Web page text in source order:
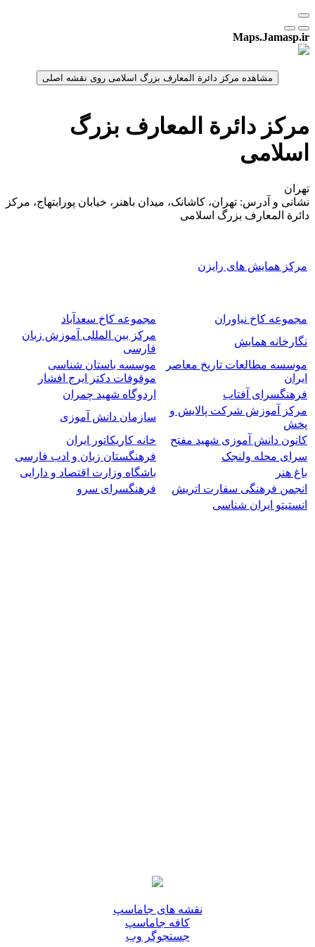
Maps.Jamasp.ir
مرکز دائرة المعارف بزرگ
اسلامی
تهران
نشانی و آدرس: تهران، کاشانک، میدان باهنر، خیابان پورابتهاج، مرکز
دائرة المعارف بزرگ اسلامی
مرکز همایش های رایزن
مجموعه کاخ نیاوران
مجموعه کاخ سعدآباد
نگارخانه همایش
مرکز بین المللی آموزش زبان
فارسی
موسسه مطالعات تاریخ معاصر
ایران
موسسه باستان شناسی
موقوفات دکتر ایرج افشار
فرهنگسرای آفتاب
اردوگاه شهید چمران
مرکز آموزش شرکت پالایش و
پخش
سازمان دانش آموزی
کانون دانش آموزی شهید مفتح
خانه کاریکاتور ایران
سرای محله ولنجک
فرهنگستان زبان و ادب فارسی
باغ هنر
باشگاه وزارت اقتصاد و دارایی
انجمن فرهنگی سفارت اتریش
فرهنگسرای سرو
انستیتو ایران شناسی
نقشه های جاماسپ
کافه جاماسپ
جستجوگر وب